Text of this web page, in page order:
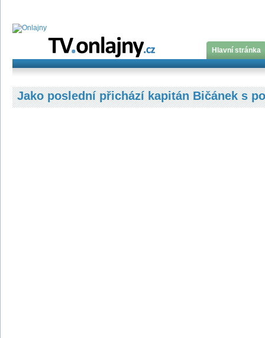
Hlavní stránka
Jako poslední přichází kapitán Bičánek s